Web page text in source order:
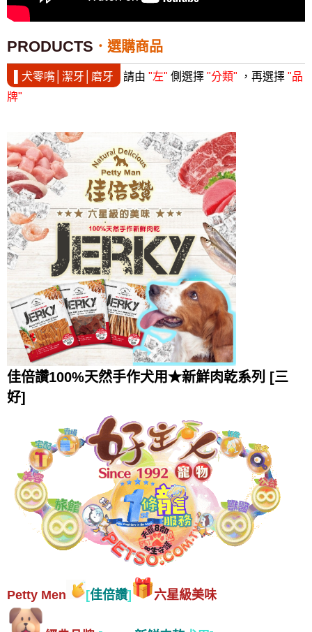
PRODUCTS 選購商品
▌犬零嘴│潔牙│磨牙 請由 "左" 側選擇 "分類" ，再選擇 "品
牌"
佳倍讚100%天然手作犬用★新鮮肉乾系列 [三
好]
Petty Men [佳倍讚] 六星級美味